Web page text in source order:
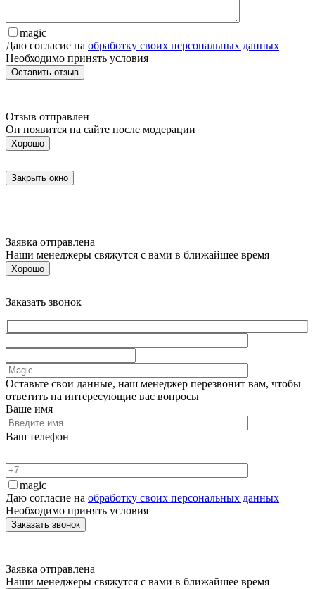
magic
Даю согласие на обработку своих персональных данных
Необходимо принять условия
Отзыв отправлен
Он появится на сайте после модерации
Хорошо
Закрыть окно
Заявка отправлена
Наши менеджеры свяжутся с вами в ближайшее время
Хорошо
Заказать звонок
Оставьте свои данные, наш менеджер перезвонит вам, чтобы
ответить на интересующие вас вопросы
Ваше имя
Ваш телефон
magic
Даю согласие на обработку своих персональных данных
Необходимо принять условия
Заявка отправлена
Наши менеджеры свяжутся с вами в ближайшее время